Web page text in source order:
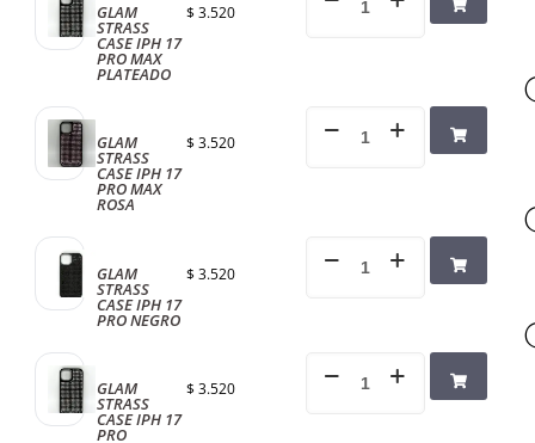
GLAM
STRASS
CASE IPH 17
PRO MAX
PLATEADO
$ 3.520
GLAM
STRASS
CASE IPH 17
PRO MAX
ROSA
$ 3.520
GLAM
STRASS
CASE IPH 17
PRO NEGRO
$ 3.520
GLAM
STRASS
CASE IPH 17
PRO
$ 3.520